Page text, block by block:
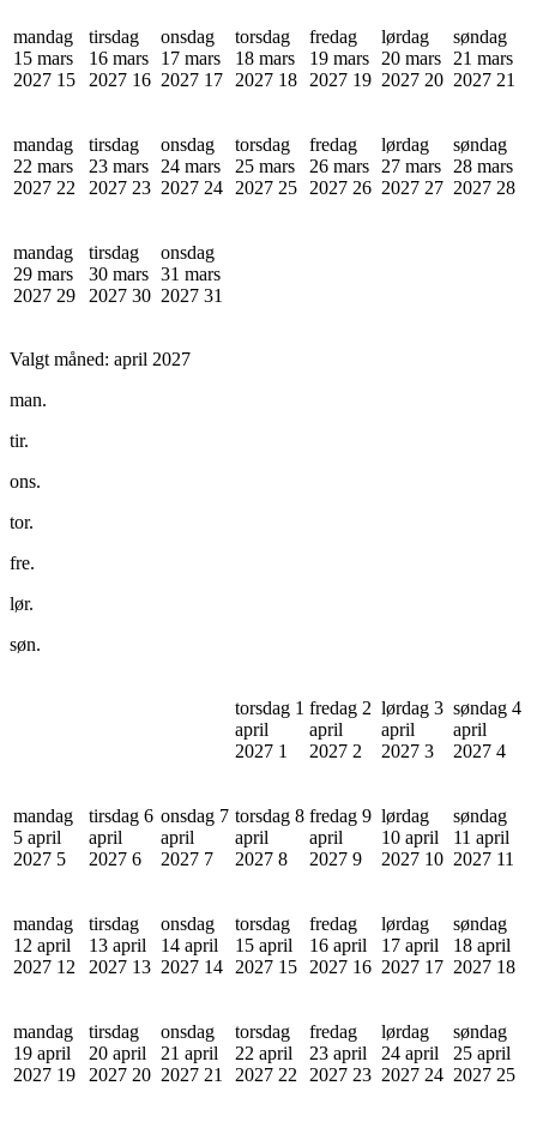
mandag
15 mars
2027 15
tirsdag
16 mars
2027 16
onsdag
17 mars
2027 17
torsdag
18 mars
2027 18
fredag
19 mars
2027 19
lørdag
20 mars
2027 20
søndag
21 mars
2027 21
mandag
22 mars
2027 22
tirsdag
23 mars
2027 23
onsdag
24 mars
2027 24
torsdag
25 mars
2027 25
fredag
26 mars
2027 26
lørdag
27 mars
2027 27
søndag
28 mars
2027 28
mandag
29 mars
2027 29
tirsdag
30 mars
2027 30
onsdag
31 mars
2027 31
Valgt måned: april 2027
man.
tir.
ons.
tor.
fre.
lør.
søn.
torsdag 1
april
2027 1
fredag 2
april
2027 2
lørdag 3
april
2027 3
søndag 4
april
2027 4
mandag
5 april
2027 5
tirsdag 6
april
2027 6
onsdag 7
april
2027 7
torsdag 8
april
2027 8
fredag 9
april
2027 9
lørdag
10 april
2027 10
søndag
11 april
2027 11
mandag
12 april
2027 12
tirsdag
13 april
2027 13
onsdag
14 april
2027 14
torsdag
15 april
2027 15
fredag
16 april
2027 16
lørdag
17 april
2027 17
søndag
18 april
2027 18
mandag
19 april
2027 19
tirsdag
20 april
2027 20
onsdag
21 april
2027 21
torsdag
22 april
2027 22
fredag
23 april
2027 23
lørdag
24 april
2027 24
søndag
25 april
2027 25